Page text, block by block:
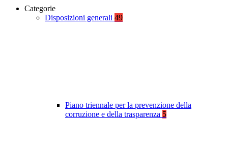
Categorie
Disposizioni generali 49
Piano triennale per la prevenzione della
corruzione e della trasparenza 5